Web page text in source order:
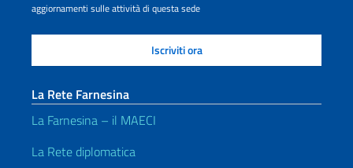
aggiornamenti sulle attività di questa sede
La Rete Farnesina
La Farnesina – il MAECI
La Rete diplomatica